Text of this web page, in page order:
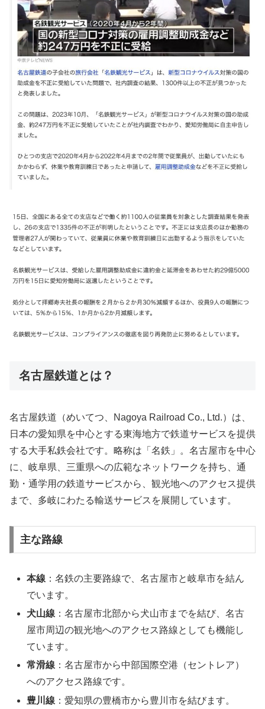
名古屋鉄道とは？
名古屋鉄道（めいてつ、Nagoya Railroad Co., Ltd.）は、
日本の愛知県を中心とする東海地方で鉄道サービスを提供
する大手私鉄会社です。略称は「名鉄」。名古屋市を中心
に、岐阜県、三重県への広範なネットワークを持ち、通
勤・通学用の鉄道サービスから、観光地へのアクセス提供
まで、多岐にわたる輸送サービスを展開しています。
主な路線
本線 ：名鉄の主要路線で、名古屋市と岐阜市を結ん
でいます。
犬山線 ：名古屋市北部から犬山市までを結び、名古
屋市周辺の観光地へのアクセス路線としても機能し
ています。
常滑線 ：名古屋市から中部国際空港（セントレア）
へのアクセス路線です。
豊川線 ：愛知県の豊橋市から豊川市を結びます。